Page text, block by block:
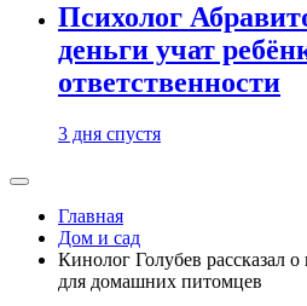
Психолог
деньги учат
ответственности
3 дня спустя
Главная
Дом и сад
Кинолог Голубев рассказал о
для домашних питомцев